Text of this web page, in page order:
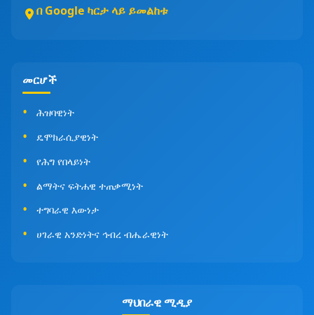
በ Google ካርታ ላይ ይመልከቱ
መርሆች
ሕዝባዊነት
ዴሞክራሲያዊነት
የሕግ የበላይነት
ልማትና ፍትሐዊ ተጠቃሚነት
ተግባራዊ እውነታ
ሀገራዊ አንድነትና ኅብረ ብሔራዊነት
ማህበራዊ ሚዲያ